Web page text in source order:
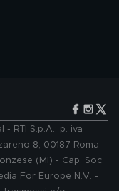
RTI S.p.A.: p. iva
8, 00187 Roma.
(MI) - Cap. Soc.
For Europe N.V. -